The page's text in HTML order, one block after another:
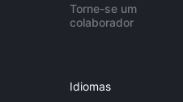
Torne-se um
colaborador
Idiomas